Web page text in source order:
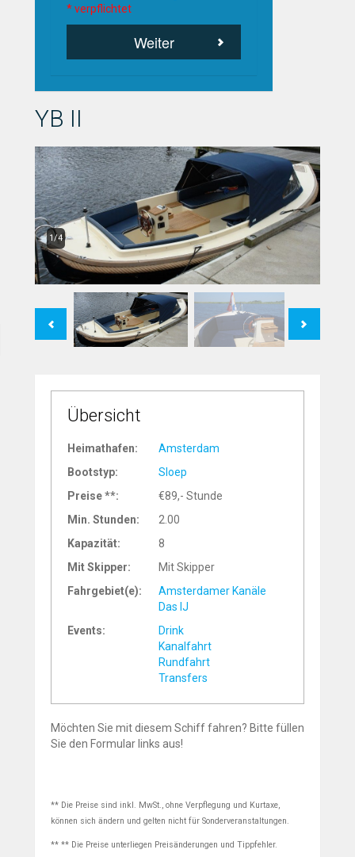
* verpflichtet
Weiter
YB II
1/4
Übersicht
Heimathafen:
Amsterdam
Bootstyp:
Sloep
Preise **:
€89,- Stunde
Min. Stunden:
2.00
Kapazität:
8
Mit Skipper:
Mit Skipper
Fahrgebiet(e):
Amsterdamer Kanäle
Das IJ
Events:
Drink
Kanalfahrt
Rundfahrt
Transfers
Möchten Sie mit diesem Schiff fahren? Bitte füllen
Sie den Formular links aus!
** Die Preise sind inkl. MwSt., ohne Verpflegung und Kurtaxe,
können sich ändern und gelten nicht für Sonderveranstaltungen.
** ** Die Preise unterliegen Preisänderungen und Tippfehler.